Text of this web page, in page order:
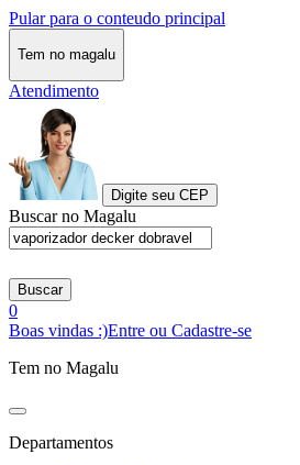
Pular para o conteudo principal
Tem no magalu
Atendimento
Digite seu CEP
Buscar no Magalu
Buscar
0
Boas vindas :)Entre ou Cadastre-se
Tem no Magalu
Departamentos